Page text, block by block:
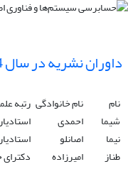
داوران نشریه در سال 1404
نام نام خانوادگی رتبه
شیما
احمدی
نیما
اصانلو
طناز
امیرزاده